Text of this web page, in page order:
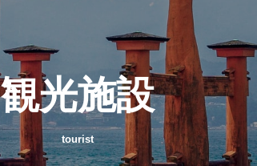
観光施設
tourist